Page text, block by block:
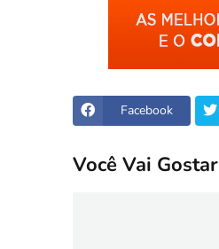
Facebook
Você Vai Gostar